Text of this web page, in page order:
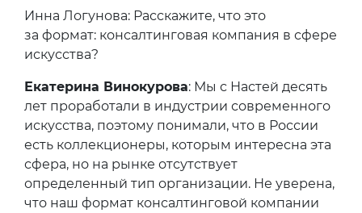
Инна Логунова: Расскажите, что это
за формат: консалтинговая компания в сфере
искусства?
Екатерина Винокурова: Мы с Настей десять
лет проработали в индустрии современного
искусства, поэтому понимали, что в России
есть коллекционеры, которым интересна эта
сфера, но на рынке отсутствует
определенный тип организации. Не уверена,
что наш формат консалтинговой компании